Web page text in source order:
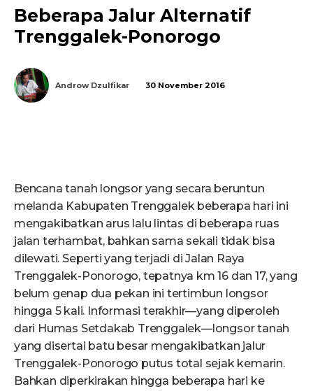
Beberapa Jalur Alternatif
Trenggalek-Ponorogo
Androw Dzulfikar 30 November 2016
Bencana tanah longsor yang secara beruntun
melanda Kabupaten Trenggalek beberapa hari ini
mengakibatkan arus lalu lintas di beberapa ruas
jalan terhambat, bahkan sama sekali tidak bisa
dilewati. Seperti yang terjadi di Jalan Raya
Trenggalek-Ponorogo, tepatnya km 16 dan 17, yang
belum genap dua pekan ini tertimbun longsor
hingga 5 kali. Informasi terakhir—yang diperoleh
dari Humas Setdakab Trenggalek—longsor tanah
yang disertai batu besar mengakibatkan jalur
Trenggalek-Ponorogo putus total sejak kemarin.
Bahkan diperkirakan hingga beberapa hari ke